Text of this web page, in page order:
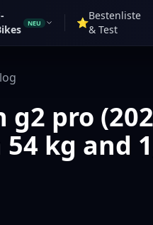
NEU ⭐
Bestenliste
& Test
g2 pro
54 kg and